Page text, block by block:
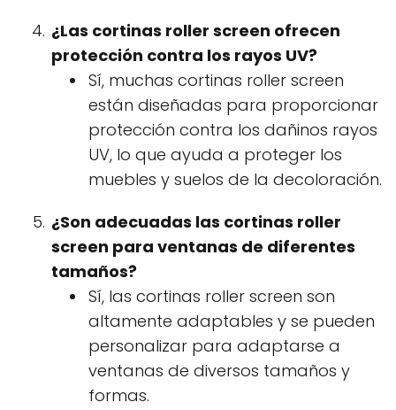
¿Las cortinas roller screen ofrecen
protección contra los rayos UV?
Sí, muchas cortinas roller screen
están diseñadas para proporcionar
protección contra los dañinos rayos
UV, lo que ayuda a proteger los
muebles y suelos de la decoloración.
¿Son adecuadas las cortinas roller
screen para ventanas de diferentes
tamaños?
Sí, las cortinas roller screen son
altamente adaptables y se pueden
personalizar para adaptarse a
ventanas de diversos tamaños y
formas.